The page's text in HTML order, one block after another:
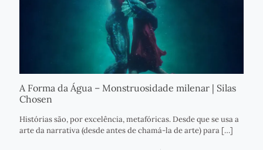
A Forma da Água – Monstruosidade milenar | Silas
Chosen
Histórias são, por excelência, metafóricas. Desde que se usa a
arte da narrativa (desde antes de chamá-la de arte) para […]